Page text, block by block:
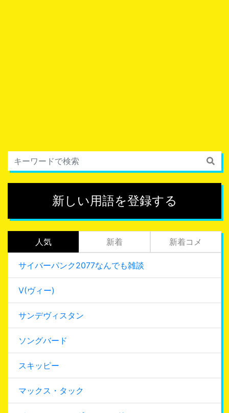
新しい用語を登録する
人気 新着 新着コメ
サイバーパンク2077なんでも雑談
V(ヴィー)
サンデヴィスタン
ソングバード
スキッピー
マックス・タック